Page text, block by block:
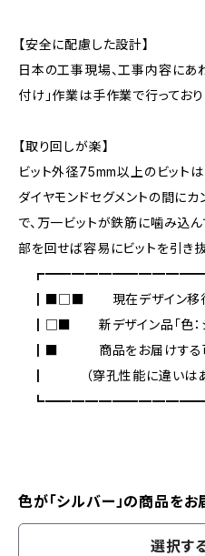
【安全に配慮した設計】
日本の工事現場、工事内容にあ
付け」作業は手作業で行っており
【取り回しが楽】
ビット外径75mm以上のビット
ダイヤモンドセグメントの間に
で、万一ビットが鉄筋に噛み込
部を回せば容易にビットを引き抜
┃■□■ 現在デザイン移行
┃□■ 新デザイン品「色：シ
┃■ 商品をお届けする可
┃ （穿孔性能に違いは
色が「シルバー」の商品をお
選択す